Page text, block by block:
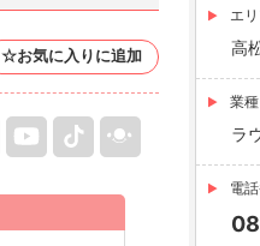
☆お気に入りに追加
エ
高
業種
ラ
電